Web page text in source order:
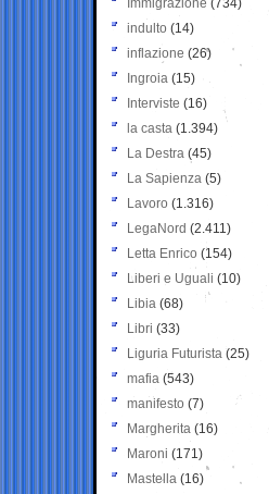
Immigrazione (734)
indulto (14)
inflazione (26)
Ingroia (15)
Interviste (16)
la casta (1.394)
La Destra (45)
La Sapienza (5)
Lavoro (1.316)
LegaNord (2.411)
Letta Enrico (154)
Liberi e Uguali (10)
Libia (68)
Libri (33)
Liguria Futurista (25)
mafia (543)
manifesto (7)
Margherita (16)
Maroni (171)
Mastella (16)